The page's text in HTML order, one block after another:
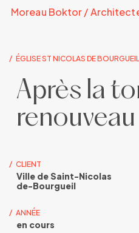
SkipMoreau Boktor /
ÉGLISE ST NICOLAS DE BOURGUEIL
Après la
renouveau
CLIENT
Ville de Saint-Nicolas
de-Bourgueil
ANNÉE
en cours